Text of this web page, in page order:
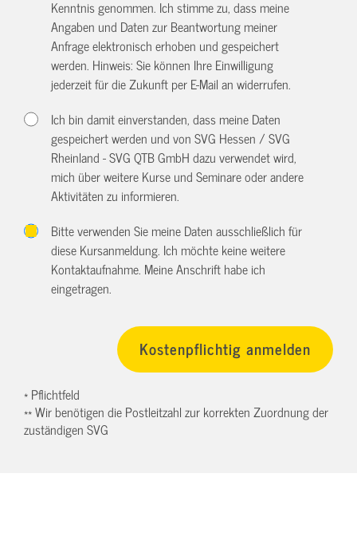
Kenntnis genommen. Ich stimme zu, dass meine
Angaben und Daten zur Beantwortung meiner
Anfrage elektronisch erhoben und gespeichert
werden. Hinweis: Sie können Ihre Einwilligung
jederzeit für die Zukunft per E-Mail anwiderrufen.
Ich bin damit einverstanden, dass meine Daten
gespeichert werden und von SVG Hessen / SVG
Rheinland - SVG QTB GmbH dazu verwendet wird,
mich über weitere Kurse und Seminare oder andere
Aktivitäten zu informieren.
Bitte verwenden Sie meine Daten ausschließlich für
diese Kursanmeldung. Ich möchte keine weitere
Kontaktaufnahme. Meine Anschrift habe ich
eingetragen.
* Pflichtfeld
** Wir benötigen die Postleitzahl zur korrekten Zuordnung der
zuständigen SVG